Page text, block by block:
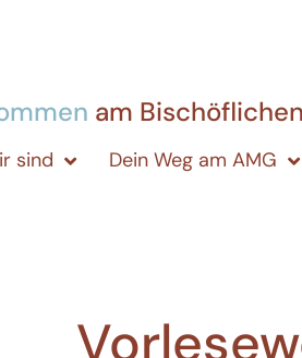
am
sind Dein Weg am AMG